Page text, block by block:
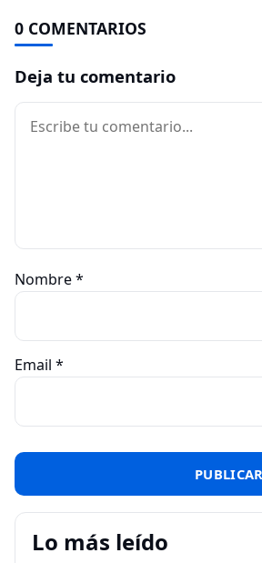
0 COMENTARIOS
Deja tu comentario
Comentario
Nombre*
Email *
Lo más leído